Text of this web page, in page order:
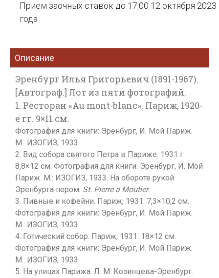
Прием заочных ставок до 17:00 12 октября 2023
года
Описание
Эренбург Илья Григорьевич (1891-1967).
[Автограф.] Лот из пяти фотографий.
1. Ресторан «Au mont-blanc». Париж, 1920-
е гг. 9×11 см.
Фотография для книги: Эренбург, И. Мой Париж.
М.: ИЗОГИЗ, 1933.
2. Вид собора святого Петра в Париже. 1931 г.
8,8×12 см. Фотография для книги: Эренбург, И. Мой
Париж. М.: ИЗОГИЗ, 1933. На обороте рукой
Эренбурга пером: St. Pierre a Moutier.
3. Пивные и кофейни. Париж, 1931. 7,3×10,2 см.
Фотография для книги: Эренбург, И. Мой Париж.
М.: ИЗОГИЗ, 1933.
4. Готический собор. Париж, 1931. 18×12 см.
Фотография для книги: Эренбург, И. Мой Париж.
М.: ИЗОГИЗ, 1933.
5. На улицах Парижа. Л. М. Козинцева-Эренбург.